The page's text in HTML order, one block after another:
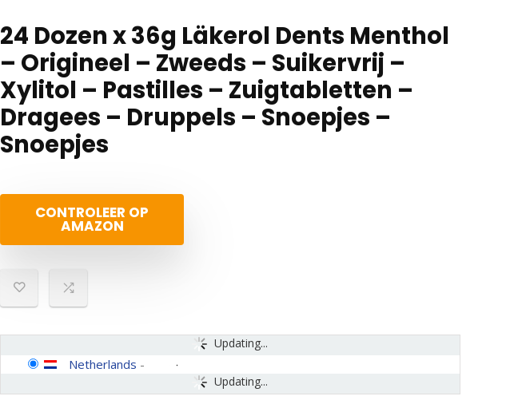
24 Dozen x 36g Läkerol Dents Menthol
– Origineel – Zweeds – Suikervrij –
Xylitol – Pastilles – Zuigtabletten –
Dragees – Druppels – Snoepjes –
Snoepjes
CONTROLEER OP
AMAZON
Updating...
Updating...
Netherlands -